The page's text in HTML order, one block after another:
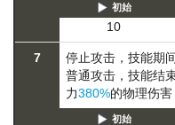
初始
10
7 停止攻击，技能期
普通攻击 ，技能结
力380%的物理伤害
初始